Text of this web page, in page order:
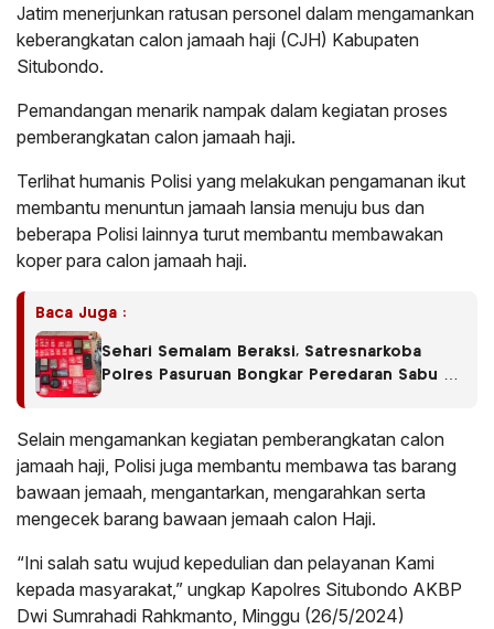
Jatim menerjunkan ratusan personel dalam mengamankan
keberangkatan calon jamaah haji (CJH) Kabupaten
Situbondo.
Pemandangan menarik nampak dalam kegiatan proses
pemberangkatan calon jamaah haji.
Terlihat humanis Polisi yang melakukan pengamanan ikut
membantu menuntun jamaah lansia menuju bus dan
beberapa Polisi lainnya turut membantu membawakan
koper para calon jamaah haji.
Baca Juga :
Sehari Semalam Beraksi, Satresnarkoba
Polres Pasuruan Bongkar Peredaran Sabu di
Selain mengamankan kegiatan pemberangkatan calon
jamaah haji, Polisi juga membantu membawa tas barang
bawaan jemaah, mengantarkan, mengarahkan serta
mengecek barang bawaan jemaah calon Haji.
“Ini salah satu wujud kepedulian dan pelayanan Kami
kepada masyarakat,” ungkap Kapolres Situbondo AKBP
Dwi Sumrahadi Rahkmanto, Minggu (26/5/2024)